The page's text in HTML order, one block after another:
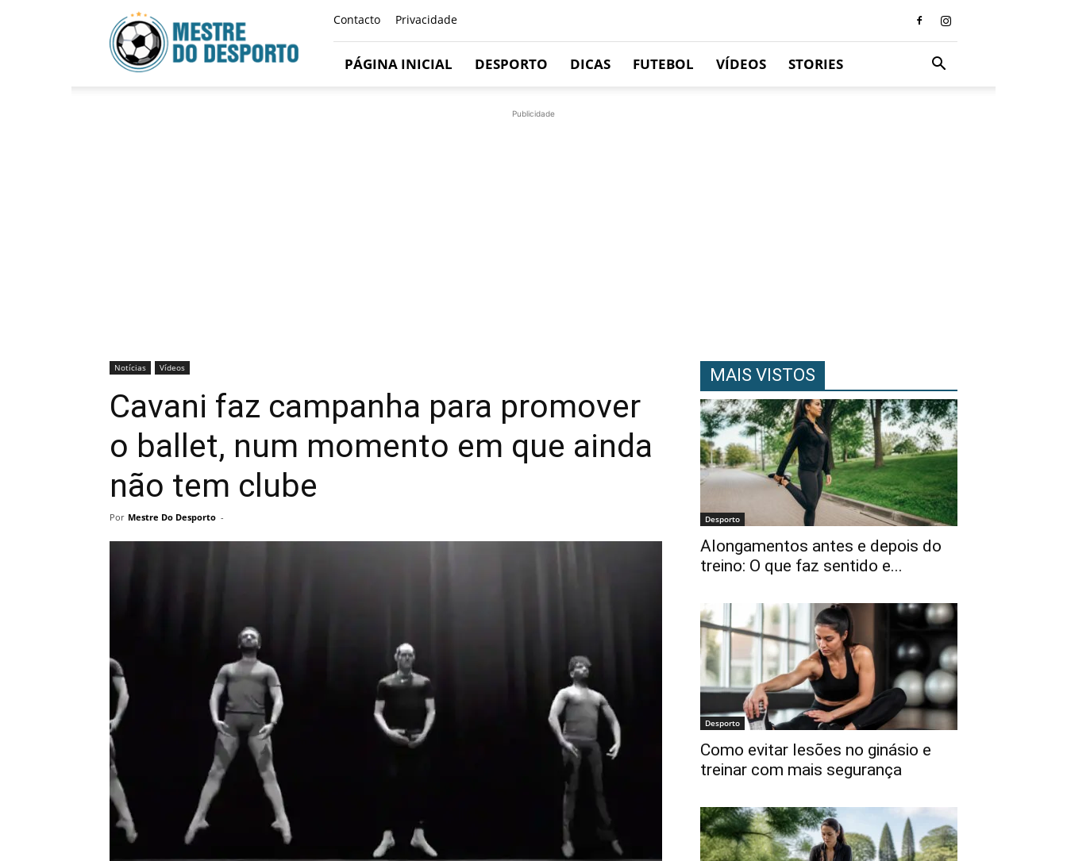
Mestre
Do
Desporto
Contacto Privacidade
PÁGINA INICIAL DESPORTO DICAS FUTEBOL VÍDEOS STORIES
Publicidade
Notícias Vídeos
Cavani faz campanha para promover
o ballet, num momento em que ainda
não tem clube
Por Mestre Do Desporto -
MAIS VISTOS
Desporto
Alongamentos antes e depois do
treino: O que faz sentido e...
Desporto
Como evitar lesões no ginásio e
treinar com mais segurança